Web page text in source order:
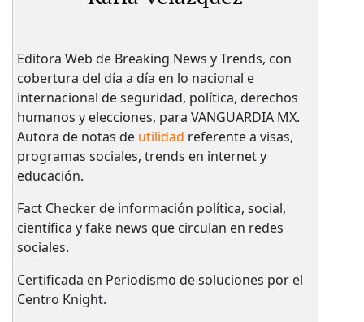
Editora Web de Breaking News y Trends, con
cobertura del día a día en lo nacional e
internacional de seguridad, política, derechos
humanos y elecciones, para VANGUARDIA MX.
Autora de notas de utilidad referente a visas,
programas sociales, trends en internet y
educación.
Fact Checker de información política, social,
científica y fake news que circulan en redes
sociales.
Certificada en Periodismo de soluciones por el
Centro Knight.